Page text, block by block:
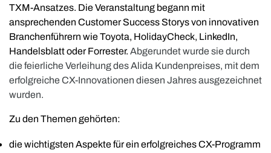
TXM-Ansatzes. Die Veranstaltung begann mit
ansprechenden Customer Success Storys von innovativen
Branchenführern wie Toyota, HolidayCheck, LinkedIn,
Handelsblatt oder Forrester. Abgerundet wurde sie durch
die feierliche Verleihung des Alida Kundenpreises, mit dem
erfolgreiche CX-Innovationen diesen Jahres ausgezeichnet
wurden.
Zu den Themen gehörten:
die wichtigsten Aspekte für ein erfolgreiches CX-Programm